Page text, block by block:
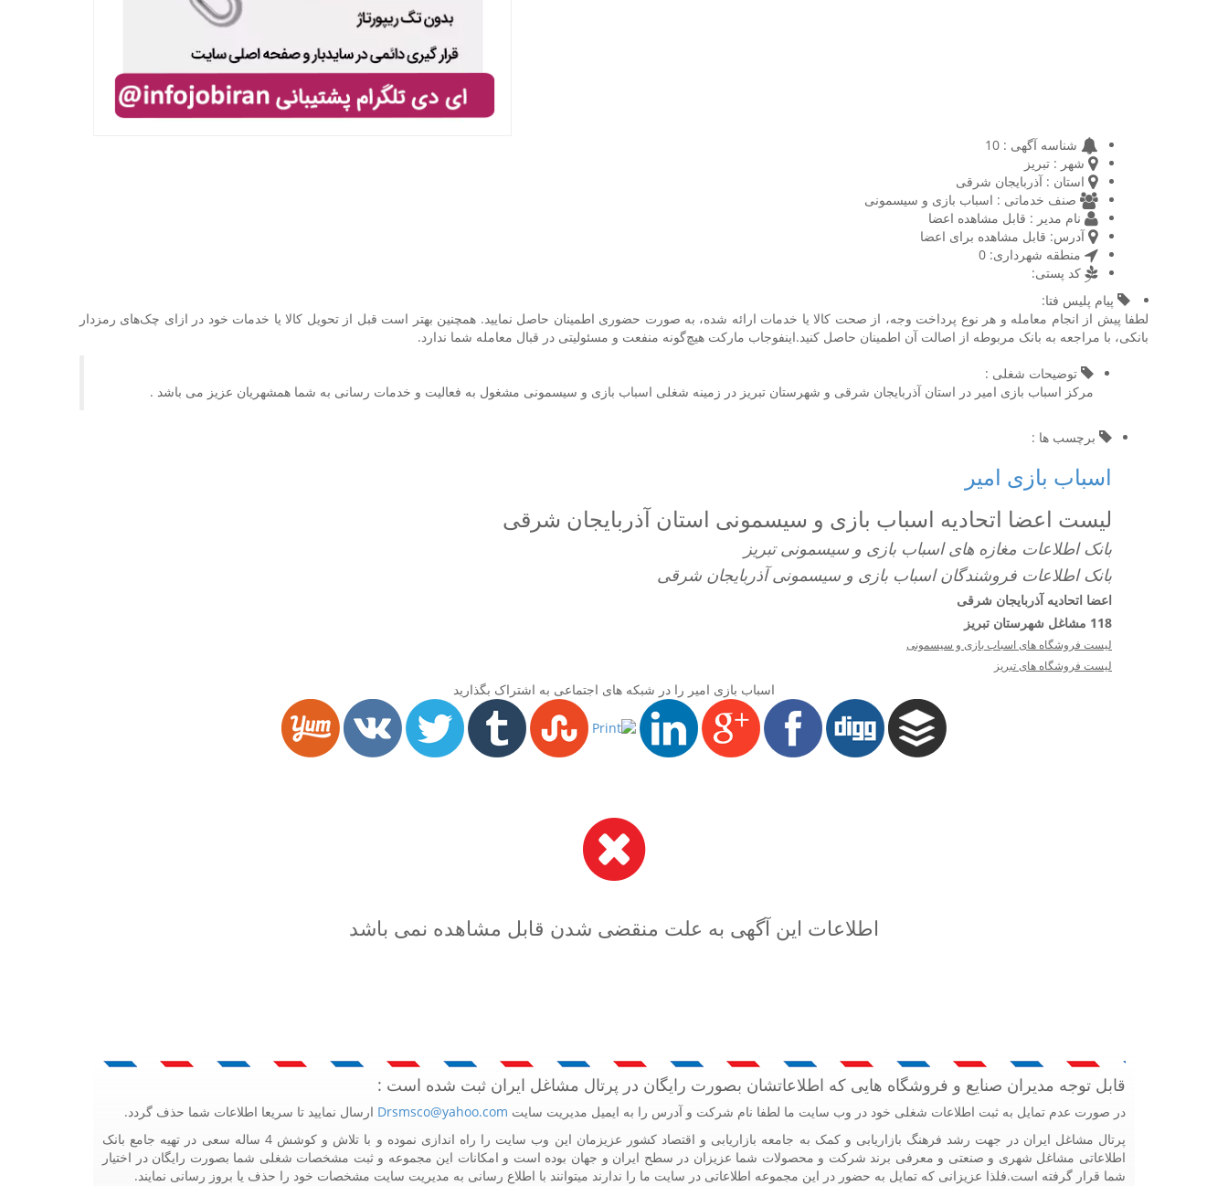
شناسه آگهی : 10
شهر : تبریز
استان : آذربایجان شرقی
صنف خدماتی : اسباب بازی و سیسمونی
نام مدیر : قابل مشاهده اعضا
آدرس: قابل مشاهده برای اعضا
منطقه شهرداری: 0
کد پستی:
پیام پلیس فتا:
لطفا پیش از انجام معامله و هر نوع پرداخت وجه، از صحت کالا یا خدمات ارائه شده، به صورت حضوری اطمینان حاصل نمایید. همچنین بهتر است قبل از تحویل کالا یا خدمات خود در ازای چک‌های رمزدار
بانکی، با مراجعه به بانک مربوطه از اصالت آن اطمینان حاصل کنید.اینفوجاب مارکت هیچ‌گونه منفعت و مسئولیتی در قبال معامله شما ندارد.
توضیحات شغلی :
مرکز اسباب بازی امیر در استان آذربایجان شرقی و شهرستان تبریز در زمینه شغلی اسباب بازی و سیسمونی مشغول به فعالیت و خدمات رسانی به شما همشهریان عزیز می باشد .
برچسب ها :
اسباب بازی امیر
لیست اعضا اتحادیه اسباب بازی و سیسمونی استان آذربایجان شرقی
بانک اطلاعات مغازه های اسباب بازی و سیسمونی تبریز
بانک اطلاعات فروشندگان اسباب بازی و سیسمونی آذربایجان شرقی
اعضا اتحادیه آذربایجان شرقی
118 مشاغل شهرستان تبریز
لیست فروشگاه های اسباب بازی و سیسمونی
لیست فروشگاه های تبریز
اسباب بازی امیر را در شبکه های اجتماعی به اشتراک بگذارید
اطلاعات این آگهی به علت منقضی شدن قابل مشاهده نمی باشد
قابل توجه مدیران صنایع و فروشگاه هایی که اطلاعاتشان بصورت رایگان در پرتال مشاغل ایران ثبت شده است :
در صورت عدم تمایل به ثبت اطلاعات شغلی خود در وب سایت ما لطفا نام شرکت و آدرس را به ایمیل مدیریت سایت Drsmsco@yahoo.com ارسال نمایید تا سریعا اطلاعات شما حذف گردد.
پرتال مشاغل ایران در جهت رشد فرهنگ بازاریابی و کمک به جامعه بازاریابی و اقتصاد کشور عزیزمان این وب سایت را راه اندازی نموده و با تلاش و کوشش 4 ساله سعی در تهیه جامع بانک
اطلاعاتی مشاغل شهری و صنعتی و معرفی برند شرکت و محصولات شما عزیزان در سطح ایران و جهان بوده است و امکانات این مجموعه و ثبت مشخصات شغلی شما بصورت رایگان در اختیار
شما قرار گرفته است.فلذا عزیزانی که تمایل به حضور در این مجموعه اطلاعاتی در سایت ما را ندارند میتوانند با اطلاع رسانی به مدیریت سایت مشخصات خود را حذف یا بروز رسانی نمایند.